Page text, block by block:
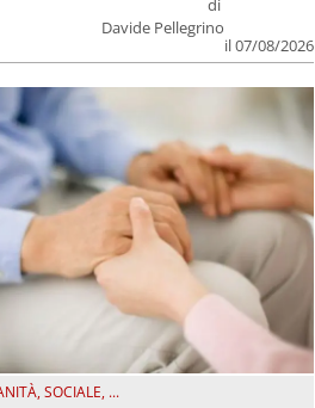
di
Davide Pellegrino
il 07/08/2026
,SOCIALE, ...